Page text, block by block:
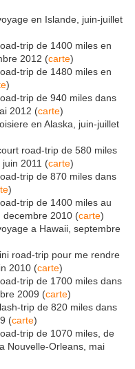
en Islande, juin-juillet
trip de 1400 miles en
2012 (carte)
trip de 1480 miles en
)
trip de 940 miles dans
2012 (carte)
en Alaska, juin-juillet
road-trip de 580 miles
2011 (carte)
trip de 870 miles dans
)
trip de 1400 miles au
decembre 2010 (carte)
a Hawaii, septembre
road-trip pour me rendre
2010 (carte)
trip de 1700 miles dans
2009 (carte)
trip de 820 miles dans
(carte)
trip de 1070 miles, de
Nouvelle-Orleans, mai